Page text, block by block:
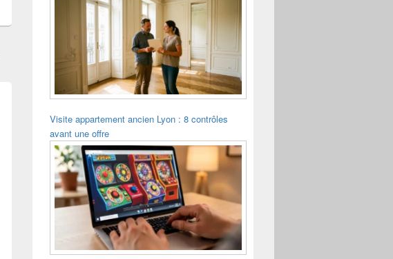
Visite appartement ancien Lyon : 8 contrôles
avant une offre